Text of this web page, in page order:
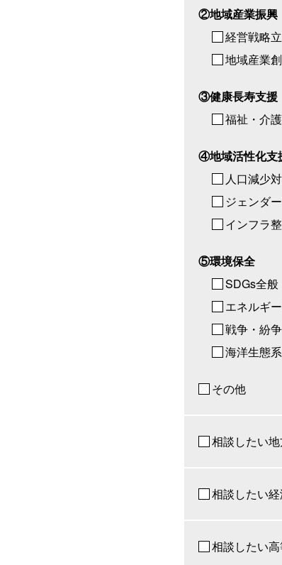
②地域産業振興
経営戦略
地域産業
③健康長寿支援
福祉・介
④地域活性化支
人口減少
ジェンダ
インフラ
⑤環境保全
SDGs全般
エネルギ
戦争・紛
海洋生態
その他
相談したい
相談したい
相談したい